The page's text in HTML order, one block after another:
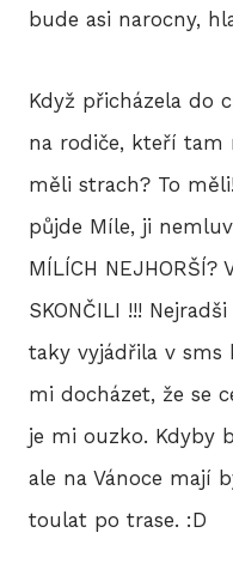
bude asi narocny,
Když přicházela do
na rodiče, kteří tam
měli strach? To
půjde Míle, ji
MÍLÍCH
SKONČILI !!!
taky vyjádřila v sms
mi docházet, že se
je mi ouzko. Kdyby
ale na Vánoce mají
toulat po trase. :D